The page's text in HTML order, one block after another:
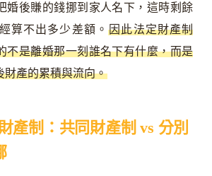
婚後賺的錢挪到家人名下，這時剩餘
算不出多少差額。因此法定財產制
不是離婚那一刻誰名下有什麼，而是
財產的累積與流向。
產制：共同財產制 vs 分別